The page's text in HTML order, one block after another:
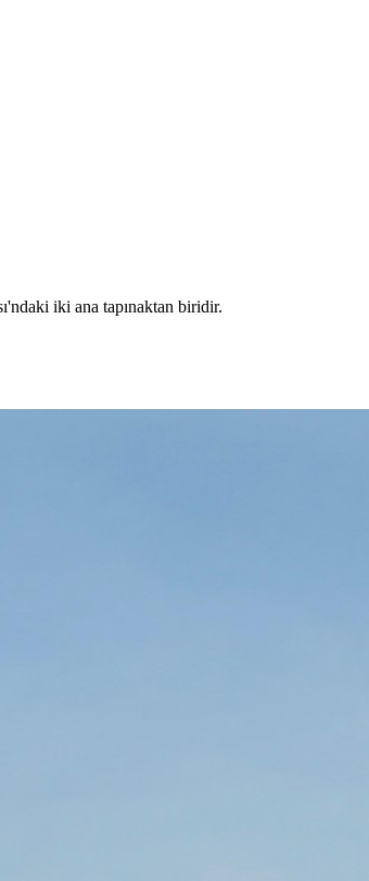
iki ana tapınaktan biridir.